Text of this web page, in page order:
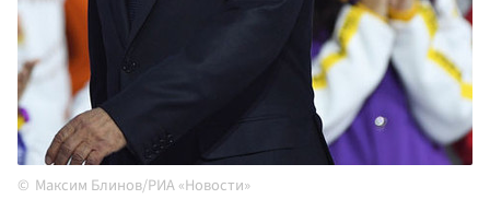
Максим Блинов/РИА «Новости»